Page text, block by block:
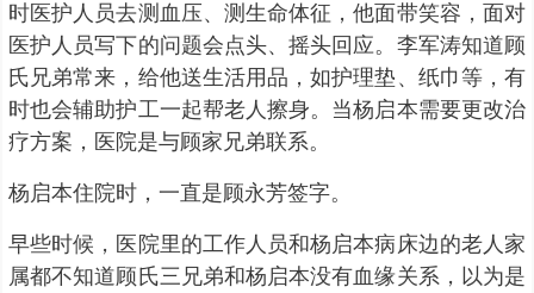
时医护人员去测血压、测生命体征，他面带笑容，面对
医护人员写下的问题会点头、摇头回应。李军涛知道顾
氏兄弟常来，给他送生活用品，如护理垫、纸巾等，有
时也会辅助护工一起帮老人擦身。当杨启本需要更改治
疗方案，医院是与顾家兄弟联系。
杨启本住院时，一直是顾永芳签字。
早些时候，医院里的工作人员和杨启本病床边的老人家
属都不知道顾氏三兄弟和杨启本没有血缘关系，以为是